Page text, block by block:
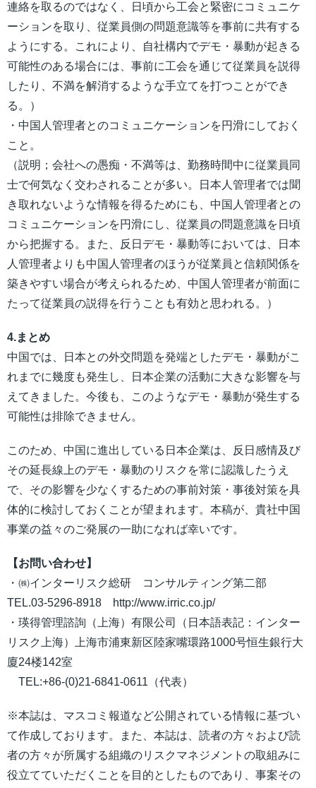
連絡を取るのではなく、日頃から工会と緊密にコミュニケ
ーションを取り、従業員側の問題意識等を事前に共有する
ようにする。これにより、自社構内でデモ・暴動が起きる
可能性のある場合には、事前に工会を通じて従業員を説得
したり、不満を解消するような手立てを打つことができ
る。）
・中国人管理者とのコミュニケーションを円滑にしておく
こと。
（説明；会社への愚痴・不満等は、勤務時間中に従業員同
士で何気なく交わされることが多い。日本人管理者では聞
き取れないような情報を得るためにも、中国人管理者との
コミュニケーションを円滑にし、従業員の問題意識を日頃
から把握する。また、反日デモ・暴動等においては、日本
人管理者よりも中国人管理者のほうが従業員と信頼関係を
築きやすい場合が考えられるため、中国人管理者が前面に
たって従業員の説得を行うことも有効と思われる。）
4.まとめ
中国では、日本との外交問題を発端としたデモ・暴動がこ
れまでに幾度も発生し、日本企業の活動に大きな影響を与
えてきました。今後も、このようなデモ・暴動が発生する
可能性は排除できません。
このため、中国に進出している日本企業は、反日感情及び
その延長線上のデモ・暴動のリスクを常に認識したうえ
で、その影響を少なくするための事前対策・事後対策を具
体的に検討しておくことが望まれます。本稿が、貴社中国
事業の益々のご発展の一助になれば幸いです。
【お問い合わせ】
・㈱インターリスク総研 コンサルティング第二部
TEL.03-5296-8918 http://www.irric.co.jp/
・瑛得管理諮詢（上海）有限公司（日本語表記：インター
リスク上海）上海市浦東新区陸家嘴環路1000号恒生銀行大
廈24楼142室
TEL:+86-(0)21-6841-0611（代表）
※本誌は、マスコミ報道など公開されている情報に基づい
て作成しております。また、本誌は、読者の方々および読
者の方々が所属する組織のリスクマネジメントの取組みに
役立てていただくことを目的としたものであり、事案その